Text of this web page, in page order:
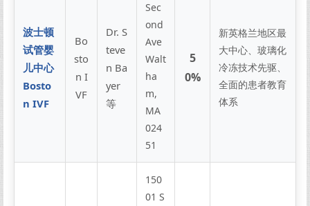
波士顿
试管婴
儿中心
Bosto
n IVF
Bo
sto
n I
VF
Dr. S
teve
n Ba
yer
等
Sec
ond
Ave
Walt
ha
m,
MA
024
51
5
0%
新英格兰地区最
大中心、玻璃化
冷冻技术先驱、
全面的患者教育
体系
150
01 S